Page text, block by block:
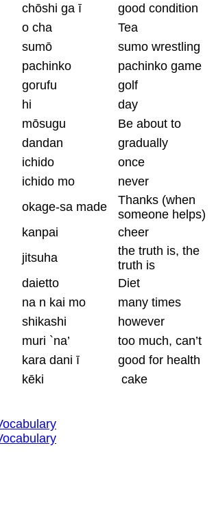
chōshi ga ī
good condition
o cha
Tea
sumō
sumo wrestling
pachinko
pachinko game
gorufu
golf
hi
day
mōsugu
Be about to
dandan
gradually
ichido
once
ichido mo
never
okage-sa made
Thanks (when
someone helps)
kanpai
cheer
jitsuha
the truth is, the
truth is
daietto
Diet
na n kai mo
many times
shikashi
however
muri `na’
too much, can’t
kara dani ī
good for health
kēki cake